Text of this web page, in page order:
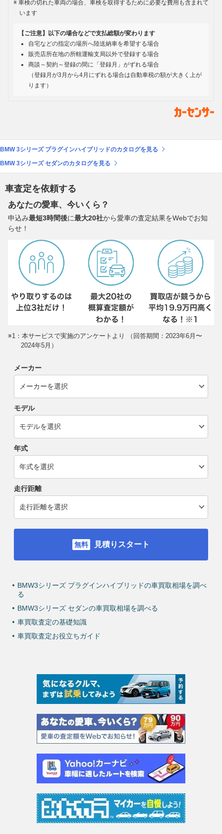
車検の切れた車両の場合、車検を取得するために必要な費用も含まれて
います
【ご注意】以下の場合などで支払総額が変わります
自宅などの指定の場所へ陸送納車を希望する場合
販売店所在地の所轄運輸支局以外で登録する場合
商談～契約～登録の間に「登録月」がずれる場合
（登録月が3月から4月にずれる場合は自動車税の額が大きく上が
ります）
BMW 3シリーズ プラグインハイブリッドのカタログを見る
BMW 3シリーズ セダンのカタログを見る
車査定を依頼する
あなたの愛車、今いくら？
申込み最短3時間後に最大20社から愛車の査定結果をWebでお知
らせ！
※1：本サービスで実施のアンケートより （回答期間：2023年6月〜
2024年5月）
メーカー
モデル
年式
走行距離
見積りスタート
BMW3シリーズ プラグインハイブリッドの車買取相場を調べ
る
BMW3シリーズ セダンの車買取相場を調べる
車買取査定の基礎知識
車買取査定お役立ちガイド